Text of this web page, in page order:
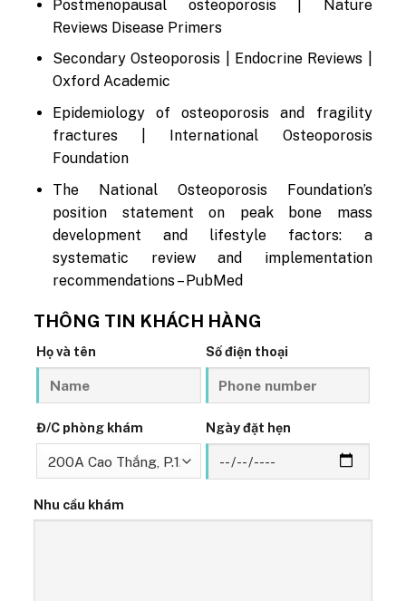
Postmenopausal osteoporosis | Nature
Reviews Disease Primers
Secondary Osteoporosis | Endocrine Reviews |
Oxford Academic
Epidemiology of osteoporosis and fragility
fractures | International Osteoporosis
Foundation
The National Osteoporosis Foundation’s
position statement on peak bone mass
development and lifestyle factors: a
systematic review and implementation
recommendations – PubMed
THÔNG TIN KHÁCH HÀNG
Họ và tên Số điện thoại
Đ/C phòng khám Ngày đặt hẹn
Nhu cầu khám